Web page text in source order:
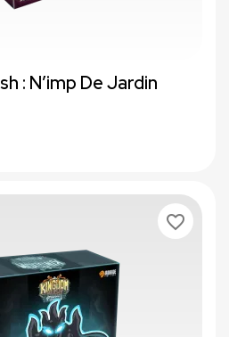
: N’imp De Jardin
favorite_border